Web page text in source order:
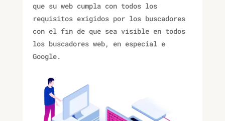
que su web cumpla con todos los
requisitos exigidos por los buscadores
con el fin de que sea visible en todos
los buscadores web, en especial e
Google.